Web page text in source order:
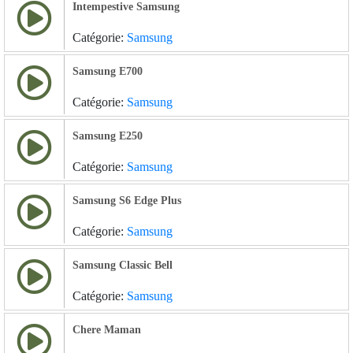
Intempestive Samsung
Catégorie: Samsung
Samsung E700
Catégorie: Samsung
Samsung E250
Catégorie: Samsung
Samsung S6 Edge Plus
Catégorie: Samsung
Samsung Classic Bell
Catégorie: Samsung
Chere Maman